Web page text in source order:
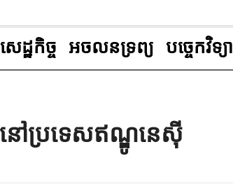
សេដ្ឋកិច្ច អចលនទ្រព្យ បច្ចេកវិទ្យា
ៅប្រទេសឥណ្ឌូនេស៊ី